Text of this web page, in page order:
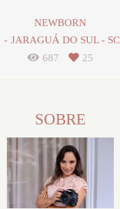
NEWBORN
JARAGUÁ DO SUL - SC
687
25
SOBRE